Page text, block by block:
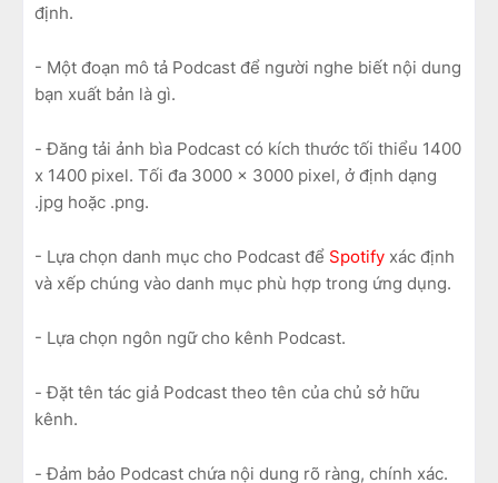
định.
- Một đoạn mô tả Podcast để người nghe biết nội dung
bạn xuất bản là gì.
- Đăng tải ảnh bìa Podcast có kích thước tối thiểu 1400
x 1400 pixel. Tối đa 3000 x 3000 pixel, ở định dạng
.jpg hoặc .png.
- Lựa chọn danh mục cho Podcast để Spotify xác định
và xếp chúng vào danh mục phù hợp trong ứng dụng.
- Lựa chọn ngôn ngữ cho kênh Podcast.
- Đặt tên tác giả Podcast theo tên của chủ sở hữu
kênh.
- Đảm bảo Podcast chứa nội dung rõ ràng, chính xác.